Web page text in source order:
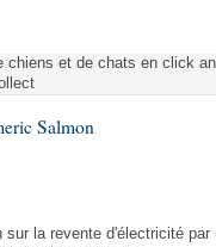
chiens et de chats en click
Salmon
la revente d'électricité